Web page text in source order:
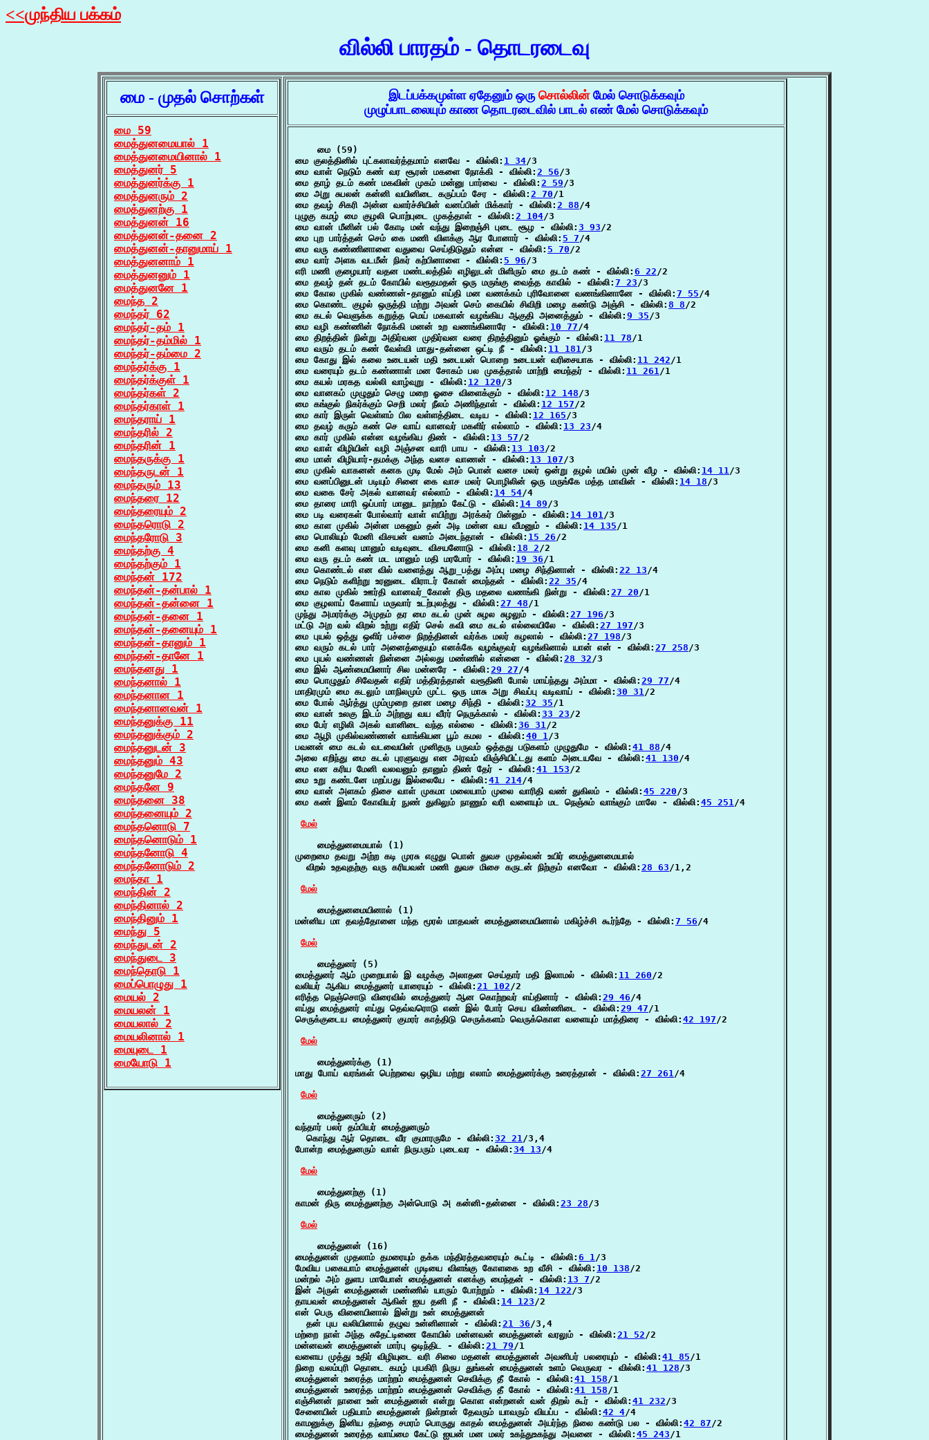
<<முந்திய பக்கம்
வில்லி பாரதம் - தொடரடைவு
மை - முதல் சொற்கள்
மை 59
மைத்துனமையால் 1
மைத்துனமையினால் 1
மைத்துனர் 5
மைத்துனர்க்கு 1
மைத்துனரும் 2
மைத்துனற்கு 1
மைத்துனன் 16
மைத்துனன்-தனை 2
மைத்துனன்-தானுமாய் 1
மைத்துனனாம் 1
மைத்துனனும் 1
மைத்துனனே 1
மைந்த 2
மைந்தர் 62
மைந்தர்-தம் 1
மைந்தர்-தம்மில் 1
மைந்தர்-தம்மை 2
மைந்தர்க்கு 1
மைந்தர்க்குள் 1
மைந்தர்கள் 2
மைந்தர்காள் 1
மைந்தராய் 1
மைந்தரில் 2
மைந்தரின் 1
மைந்தருக்கு 1
மைந்தருடன் 1
மைந்தரும் 13
மைந்தரை 12
மைந்தரையும் 2
மைந்தரொடு 2
மைந்தரோடு 3
மைந்தற்கு 4
மைந்தற்கும் 1
மைந்தன் 172
மைந்தன்-தன்பால் 1
மைந்தன்-தன்னை 1
மைந்தன்-தனை 1
மைந்தன்-தனையும் 1
மைந்தன்-தானும் 1
மைந்தன்-தானே 1
மைந்தனது 1
மைந்தனால் 1
மைந்தனான 1
மைந்தனானவன் 1
மைந்தனுக்கு 11
மைந்தனுக்கும் 2
மைந்தனுடன் 3
மைந்தனும் 43
மைந்தனுமே 2
மைந்தனே 9
மைந்தனை 38
மைந்தனையும் 2
மைந்தனொடு 7
மைந்தனொடும் 1
மைந்தனோடு 4
மைந்தனோடும் 2
மைந்தா 1
மைந்தின் 2
மைந்தினால் 2
மைந்தினும் 1
மைந்து 5
மைந்துடன் 2
மைந்துடை 3
மைந்தொடு 1
மைப்பொழுது 1
மையல் 2
மையலன் 1
மையலால் 2
மையலினால் 1
மையுடை 1
மையோடு 1
இடப்பக்கமுள்ள ஏதேனும் ஒரு சொல்லின் மேல் சொடுக்கவும்
முழுப்பாடலையும் காண தொடரடைவில் பாடல் எண் மேல் சொடுக்கவும்
    மை (59)
மை குலத்தினில் புட்கலாவர்த்தமாம் எனவே - வில்லி: 1 34/3
மை வாள் நெடும் கண் வர சூரன் மகளை நோக்கி - வில்லி: 2 56/3
மை தாழ் தடம் கண் மகவின் முகம் மன்னு பார்வை - வில்லி: 2 59/3
மை அறு சுபலன் கன்னி வயினிடை கருப்பம் சேர - வில்லி: 2 70/1
மை தவழ் சிகரி அன்ன வளர்ச்சியின் வனப்பின் மிக்கார் - வில்லி: 2 88/4
புழுகு கமழ் மை குழலி பொற்புடை முகத்தாள் - வில்லி: 2 104/3
மை வான் மீனின் பல் கோடி மன் வந்து இறைஞ்சி புடை சூழ - வில்லி: 3 93/2
மை புற பார்த்தன் செம் கை மணி விளக்கு ஆர போனார் - வில்லி: 5 7/4
மை வரு கண்ணினாளை வதுவை செய்திடுதும் என்ன - வில்லி: 5 70/2
மை வார் அளக வடமீன் நிகர் கற்பினாளை - வில்லி: 5 96/3
எரி மணி குழையார் வதன மண்டலத்தில் எழிலுடன் மிளிரும் மை தடம் கண் - வில்லி: 6 22/2
மை தவழ் தன் தடம் கோயில் வரூதமதன் ஒரு மருங்கு வைத்த காவில் - வில்லி: 7 23/3
மை கோல முகில் வண்ணன்-தானும் எய்தி மன வணக்கம் புரிவோனை வணங்கினானே - வில்லி: 7 55/4
மை கொண்ட குழல் ஒருத்தி மற்று அவன் செம் கையில் சிவிறி மழை கண்டு அஞ்சி - வில்லி: 8 8/2
மை கடல் வெளுக்க கறுத்த மெய் மகவான் வழங்கிய ஆகுதி அனைத்தும் - வில்லி: 9 35/3
மை வழி கண்ணின் நோக்கி மனன் உற வணங்கினாரே - வில்லி: 10 77/4
மை திறத்தின் நின்று அதிர்வன முதிர்வன வரை திறத்தினும் ஓங்கும் - வில்லி: 11 78/1
மை வரும் தடம் கண் வேள்வி மாது-தன்னை ஒட்டி நீ - வில்லி: 11 181/3
மை கோது இல் கலை உடையன் மதி உடையன் பொறை உடையன் வரிசையாக - வில்லி: 11 242/1
மை வரையும் தடம் கண்ணாள் மன சோகம் பல முகத்தால் மாற்றி மைந்தர் - வில்லி: 11 261/1
மை கயல் மரகத வல்லி வாழ்வுறு - வில்லி: 12 120/3
மை வானகம் முழுதும் செழு மறை ஓசை விளைக்கும் - வில்லி: 12 148/3
மை கங்குல் நிகர்க்கும் செறி மலர் நீலம் அணிந்தாள் - வில்லி: 12 157/2
மை கார் இருள் வெள்ளம் பில வள்ளத்திடை வடிய - வில்லி: 12 165/3
மை தவழ் கரும் கண் செ வாய் வானவர் மகளிர் எல்லாம் - வில்லி: 13 23/4
மை கார் முகில் என்ன வழங்கிய திண் - வில்லி: 13 57/2
மை வாள் விழியின் வழி அஞ்சன வாரி பாய - வில்லி: 13 103/2
மை மான் விழியார்-தமக்கு அந்த வனச வாணன் - வில்லி: 13 107/3
மை முகில் வாகனன் கனக முடி மேல் அம் பொன் வனச மலர் ஒன்று தழல் மயில் முன் வீழ - வில்லி: 14 11/3
மை வனப்பினுடன் படியும் சினை கை வாச மலர் பொழிலின் ஒரு மருங்கே மத்த மாவின் - வில்லி: 14 18/3
மை வகை சேர் அகல் வானவர் எல்லாம் - வில்லி: 14 54/4
மை தாரை மாரி ஒப்பார் மானுட நாற்றம் கேட்டு - வில்லி: 14 89/3
மை படி வரைகள் போல்வார் வாள் எயிற்று அரக்கர் பின்னும் - வில்லி: 14 101/3
மை காள முகில் அன்ன மகனும் தன் அடி மன்ன வய வீமனும் - வில்லி: 14 135/1
மை பொலியும் மேனி விசயன் வனம் அடைந்தான் - வில்லி: 15 26/2
மை கனி களவு மானும் வடிவுடை விசயனோடு - வில்லி: 18 2/2
மை வரு தடம் கண் மட மானும் மதி மரபோர் - வில்லி: 19 36/1
மை கொண்டல் என வில் வளைத்து ஆறு_பத்து அம்பு மழை சிந்தினான் - வில்லி: 22 13/4
மை நெடும் களிற்று உரனுடை விராடர் கோன் மைந்தன் - வில்லி: 22 35/4
மை கால முகில் ஊர்தி வானவர்_கோன் திரு மதலை வணங்கி நின்று - வில்லி: 27 20/1
மை குழலாய் கேளாய் மருவார் உடற்புலத்து - வில்லி: 27 48/1
முந்து அமரர்க்கு அமுதம் தர மை கடல் முன் சுழல சுழலும் - வில்லி: 27 196/3
மட்டு அற வல் விறல் உற்று எதிர் செல் கவி மை கடல் எல்லையிலே - வில்லி: 27 197/3
மை புயல் ஒத்து ஒளிர் பச்சை நிறத்தினன் வர்க்க மலர் கழலால் - வில்லி: 27 198/3
மை வரும் கடல் பார் அனைத்தையும் எனக்கே வழங்குவர் வழங்கினால் யான் என் - வில்லி: 27 258/3
மை புயல் வண்ணன் நின்னை அல்லது மண்ணில் என்னை - வில்லி: 28 32/3
மை இல் ஆண்மையினார் சில மன்னரே - வில்லி: 29 27/4
மை பொழுதும் சிவேதன் எதிர் மத்திரத்தான் வரூதினி போல் மாய்ந்தது அம்மா - வில்லி: 29 77/4
மாதிரமும் மை கடலும் மாநிலமும் முட்ட ஒரு மாசு அறு சிவப்பு வடிவாய் - வில்லி: 30 31/2
மை போல் ஆர்த்து மும்முறை தான மழை சிந்தி - வில்லி: 32 35/1
மை வான் உலகு இடம் அற்றது வய வீரர் நெருக்கால் - வில்லி: 33 23/2
மை பேர் எழிலி அகல் வானிடை வந்த எல்லை - வில்லி: 36 31/2
மை ஆழி முகில்வண்ணன் வாங்கியன பூம் கமல - வில்லி: 40 1/3
பவனன் மை கடல் வடவையின் முனிதரு பருவம் ஒத்தது படுகளம் முழுதுமே - வில்லி: 41 88/4
அலை எறிந்து மை கடல் புரளுவது என அரவம் விஞ்சியிட்டது களம் அடையவே - வில்லி: 41 130/4
மை என கரிய மேனி வலவனும் தானும் திண் தேர் - வில்லி: 41 153/2
மை உறு கண்டனே மறப்பது இல்லையே - வில்லி: 41 214/4
மை வான் அளகம் திசை வாள் முகமா மலையாம் முலை வாரிதி வண் துகிலம் - வில்லி: 45 220/3
மை கண் இளம் கோவியர் நுண் துகிலும் நாணும் வரி வளையும் மட நெஞ்சும் வாங்கும் மாலே - வில்லி: 45 251/4
மேல்
    மைத்துனமையால் (1)
முறைமை தவறு அற்ற கடி முரசு எழுது பொன் துவச முதல்வன் உயிர் மைத்துனமையால்
  விறல் உதவுதற்கு வரு கரியவன் மணி துவச மிசை கருடன் நிற்கும் எனவோ - வில்லி:
28 63/1,2
மேல்
    மைத்துனமையினால் (1)
மன்னிய மா தவத்தோனை மந்த மூரல் மாதவன் மைத்துனமையினால் மகிழ்ச்சி கூர்ந்தே - வில்லி: 7 56/4
மேல்
    மைத்துனர் (5)
மைத்துனர் ஆம் முறையால் இ வழக்கு அலாதன செய்தார் மதி இலாமல் - வில்லி: 11 260/2
வலியர் ஆகிய மைத்துனர் யாரையும் - வில்லி: 21 102/2
எரித்த நெஞ்சொடு விரைவில் மைத்துனர் ஆன கொற்றவர் எய்தினார் - வில்லி: 29 46/4
எய்து மைத்துனர் எய்து தெவ்வரொடு எண் இல் போர் செய விண்ணிடை - வில்லி: 29 47/1
செருக்குடைய மைத்துனர் குமரர் காத்திடு செருக்களம் வெருக்கொள வளையும் மாத்திரை - வில்லி: 42 197/2
மேல்
    மைத்துனர்க்கு (1)
மாது போய் வரங்கள் பெற்றவை ஒழிய மற்று எலாம் மைத்துனர்க்கு உரைத்தான் - வில்லி: 27 261/4
மேல்
    மைத்துனரும் (2)
வந்தார் பலர் தம்பியர் மைத்துனரும்
  கொந்து ஆர் தொடை வீர குமாரருமே - வில்லி:
32 21/3,4
போன்ற மைத்துனரும் வாள் நிருபரும் புடைவர - வில்லி: 34 13/4
மேல்
    மைத்துனற்கு (1)
காமன் திரு மைத்துனற்கு அன்பொடு அ கன்னி-தன்னை - வில்லி: 23 28/3
மேல்
    மைத்துனன் (16)
மைத்துனன் முதலாம் தமரையும் தக்க மந்திரத்தவரையும் கூட்டி - வில்லி: 6 1/3
மேவிய பகையாம் மைத்துனன் முடியை விளங்கு கோளகை உற வீசி - வில்லி: 10 138/2
மன்றல் அம் துளப மாயோன் மைத்துனன் எனக்கு மைந்தன் - வில்லி: 13 7/2
இன் அருள் மைத்துனன் மண்ணில் யாரும் போற்றும் - வில்லி: 14 122/3
தாயவன் மைத்துனன் ஆகின் ஐய தனி நீ - வில்லி: 14 123/2
என் பெரு வினையினால் இன்று உன் மைத்துனன்
  தன் புய வலியினால் தழுவ உன்னினான் - வில்லி:
21 36/3,4
மற்றை நாள் அந்த சுதேட்டிணை கோயில் மன்னவன் மைத்துனன் வரலும் - வில்லி: 21 52/2
மன்னவன் மைத்துனன் மார்பு ஒடிந்திட - வில்லி: 21 79/1
வளைய முத்து உதிர் விழியுடை வரி சிலை மதனன் மைத்துனன் அவனிபர் பலரையும் - வில்லி: 41 85/1
நிறை வலம்புரி தொடை கமழ் புயகிரி நிருப துங்கன் மைத்துனன் உளம் வெருவர - வில்லி: 41 128/3
மைத்துனன் உரைத்த மாற்றம் மைத்துனன் செவிக்கு தீ கோல் - வில்லி: 41 158/1
மைத்துனன் உரைத்த மாற்றம் மைத்துனன் செவிக்கு தீ கோல் - வில்லி: 41 158/1
எஞ்சினன் நாளை உன் மைத்துனன் என்று கொள என்றனன் வன் திறல் கூர் - வில்லி: 41 232/3
சேனையின் பதியாம் மைத்துனன் நின்றான் தேவரும் யாவரும் வியப்ப - வில்லி: 42 4/4
காமனுக்கு இனிய தந்தை சமரம் பொருது காதல் மைத்துனன் அயர்ந்த நிலை கண்டு பல - வில்லி: 42 87/2
மைத்துனன் உரைத்த வாய்மை கேட்டு ஐயன் மன மலர் உகந்துஉகந்து அவனை - வில்லி: 45 243/1